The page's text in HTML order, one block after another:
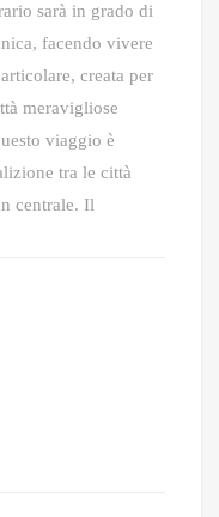
sarà in grado di
facendo vivere
creata per
meravigliose
viaggio è
tra le città
centrale. Il